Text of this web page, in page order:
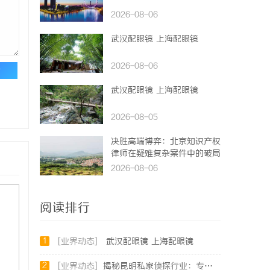
2026-08-06
武汉配眼镜 上海配眼镜
2026-08-06
武汉配眼镜 上海配眼镜
2026-08-05
决胜高端博弈：北京知识产权
律师在疑难复杂案件中的破局
之道
2026-08-06
阅读排行
1 [业界动态] 武汉配眼镜 上海配眼镜
2 [业界动态] 揭秘昆明私家侦探行业：专业服务与实际案例分析